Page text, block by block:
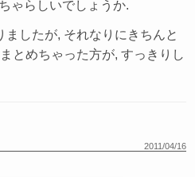
ゃらしいでしょうか.
したが, それなりにきちんと
とめちゃった方が, すっきりし
2011/04/16